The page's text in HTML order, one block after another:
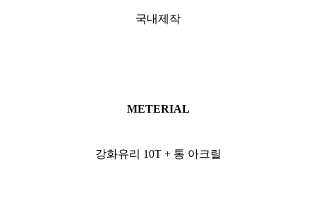
국내제작
METERIAL
강화유리 10T + 통 아크릴